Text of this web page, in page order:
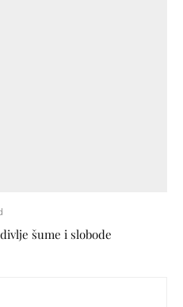
šume i slobode